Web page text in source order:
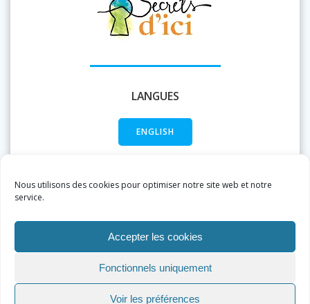
Nous utilisons des cookies pour optimiser notre site web et notre
service.
Accepter les cookies
Fonctionnels uniquement
Voir les préférences
LANGUES
ENGLISH